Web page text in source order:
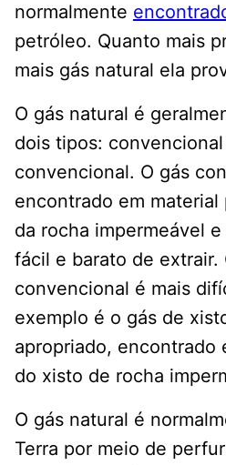
normalmente
petróleo. Quanto mais
mais gás natural ela
O gás natural é
dois tipos:
convencional. O gás
encontrado em material
da rocha impermeável
fácil e barato de extrair.
convencional é mais
exemplo é o gás de
apropriado, encontrado
do xisto de rocha
O gás natural é
Terra por meio de